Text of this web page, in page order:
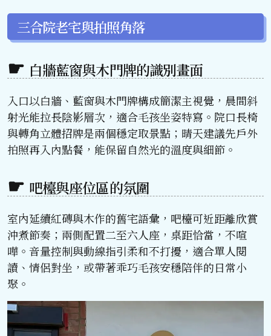
三合院老宅與拍照角落
白牆藍窗與木門牌的識別畫面
入口以白牆、藍窗與木門牌構成簡潔主視覺，晨間斜
射光能拉長陰影層次，適合毛孩坐姿特寫。院口長椅
與轉角立體招牌是兩個穩定取景點；晴天建議先戶外
拍照再入內點餐，能保留自然光的溫度與細節。
吧檯與座位區的氛圍
室內延續紅磚與木作的舊宅語彙，吧檯可近距離欣賞
沖煮節奏；兩側配置二至六人座，桌距恰當，不喧
嘩。音量控制與動線指引柔和不打擾，適合單人閱
讀、情侶對坐，或帶著乖巧毛孩安穩陪伴的日常小
聚。